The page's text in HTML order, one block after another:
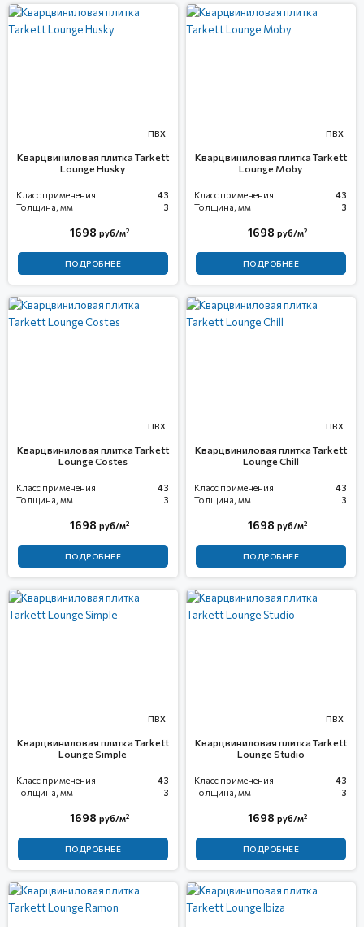
ПВХ
Кварцвиниловая плитка Tarkett
Lounge Husky
Класс применения
43
Толщина, мм
3
1698 руб/м2
ПОДРОБНЕЕ
ПВХ
Кварцвиниловая плитка Tarkett
Lounge Moby
Класс применения
43
Толщина, мм
3
1698 руб/м2
ПОДРОБНЕЕ
ПВХ
Кварцвиниловая плитка Tarkett
Lounge Costes
Класс применения
43
Толщина, мм
3
1698 руб/м2
ПОДРОБНЕЕ
ПВХ
Кварцвиниловая плитка Tarkett
Lounge Chill
Класс применения
43
Толщина, мм
3
1698 руб/м2
ПОДРОБНЕЕ
ПВХ
Кварцвиниловая плитка Tarkett
Lounge Simple
Класс применения
43
Толщина, мм
3
1698 руб/м2
ПОДРОБНЕЕ
ПВХ
Кварцвиниловая плитка Tarkett
Lounge Studio
Класс применения
43
Толщина, мм
3
1698 руб/м2
ПОДРОБНЕЕ